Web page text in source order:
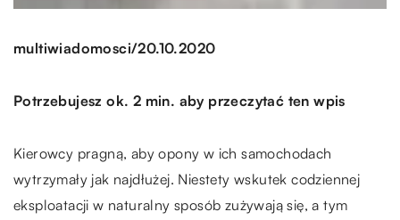
multiwiadomosci/20.10.2020
Potrzebujesz ok. 2 min. aby przeczytać ten wpis
Kierowcy pragną, aby opony w ich samochodach
wytrzymały jak najdłużej. Niestety wskutek codziennej
eksploatacji w naturalny sposób zużywają się, a tym